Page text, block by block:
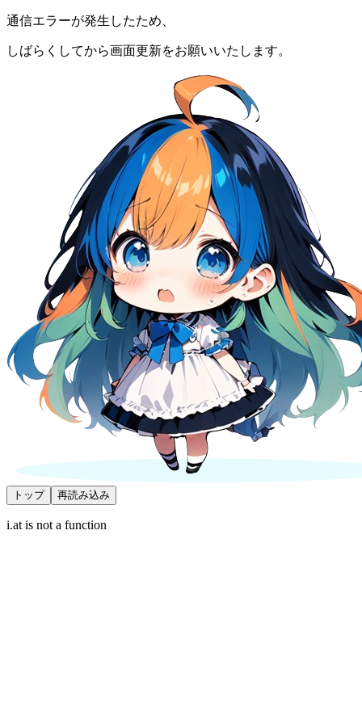
通信エラーが発生したため、
しばらくしてから画面更新をお願いいたします。
トップ 再読み込み
i.at is not a function